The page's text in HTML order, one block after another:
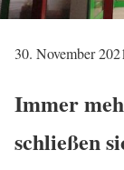
30. November 2021
Immer
schließen